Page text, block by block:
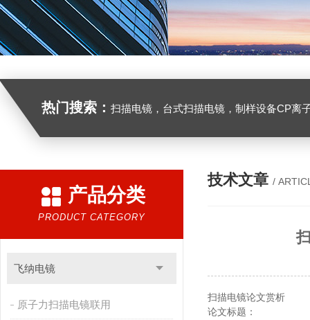
热门搜索： 扫描电镜，台式扫描电镜，制样设备CP离子研磨仪，原位样品杆，可视化颗粒检测
产品分类
PRODUCT CATEGORY
飞纳电镜
原子力扫描电镜联用
技术文章 /
扫描电镜论文赏析
论文标题：